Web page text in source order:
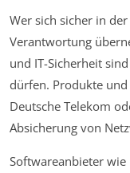
Wer sich sicher in
Verantwortung
und IT-Sicherheit
dürfen. Produkte
Deutsche Telekom
Absicherung von
Softwareanbieter wie